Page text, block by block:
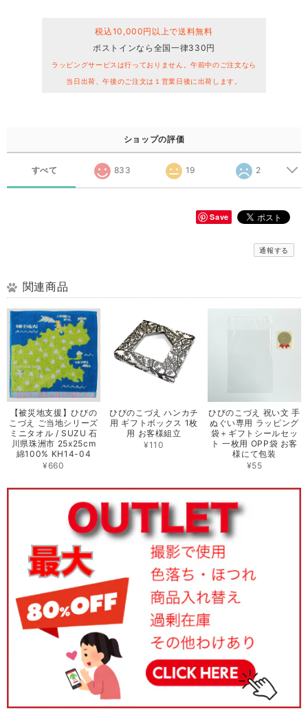
税込10,000円以上で送料無料
ポストインなら全国一律330円
ラッピングサービスは行っておりません。午前中のご注文なら
当日出荷、午後のご注文は１営業日後に出荷します。
ショップの評価
すべて 833 19 2
Save
通報する
関連商品
【被災地支援】ひびの
こづえ ご当地シリーズ
ミニタオル / SUZU 石
川県珠洲市 25x25cm
綿100% KH14-04
¥660
ひびのこづえ ハンカチ
用 ギフトボックス 1枚
用 お客様組立
¥110
ひびのこづえ 祝い文 手
ぬぐい専用 ラッピング
袋＋ギフトシールセッ
ト 一枚用 OPP袋 お客
様にて包装
¥55